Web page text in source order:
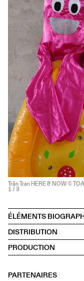
Trân Tran HERE & NOW ©
1 / 3
ÉLÉMENTS
DISTRIBUTION
PRODUCTION
PARTENAIRES